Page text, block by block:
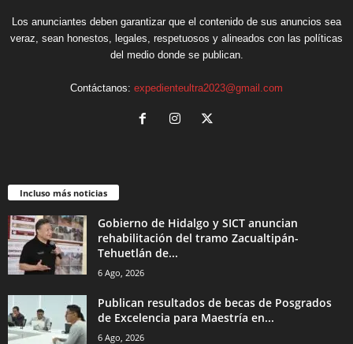
Los anunciantes deben garantizar que el contenido de sus anuncios sea
veraz, sean honestos, legales, respetuosos y alineados con las políticas
del medio donde se publican.
Contáctanos: expedienteultra2023@gmail.com
Incluso más noticias
Gobierno de Hidalgo y SICT anuncian
rehabilitación del tramo Zacualtipán-
Tehuetlán de...
6 Ago, 2026
Publican resultados de becas de Posgrados
de Excelencia para Maestría en...
6 Ago, 2026